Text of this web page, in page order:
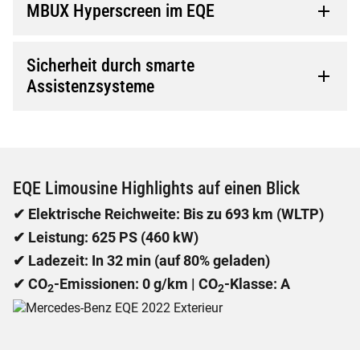
MBUX Hyperscreen im EQE
Sicherheit durch smarte
Assistenzsysteme
EQE Limousine Highlights auf einen Blick
✔ Elektrische Reichweite: Bis zu 693 km (WLTP)
✔ Leistung: 625 PS (460 kW)
✔ Ladezeit: In 32 min (auf 80% geladen)
✔ CO2-Emissionen: 0 g/km | CO2-Klasse: A